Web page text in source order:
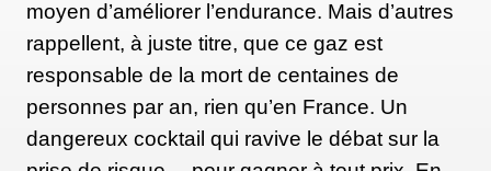
monde : du plat, du long, du gravel, et la mythique
Planche des Belles Filles pour laquelle je suis la plus
motivée, a-t-elle expliqué. Ce sera mon grand
objectif pour l’année prochaine ».
moyen d’améliorer l’endurance. Mais d’autres
rappellent, à juste titre, que ce gaz est
responsable de la mort de centaines de
personnes par an, rien qu’en France. Un
dangereux cocktail qui ravive le débat sur la